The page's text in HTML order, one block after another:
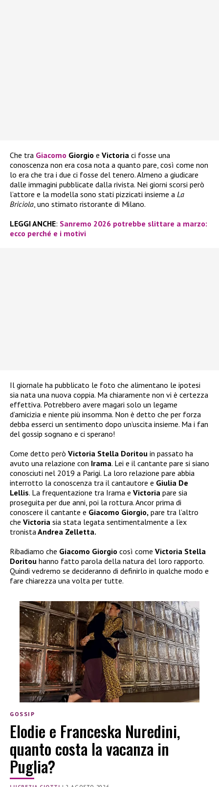
Che tra Giacomo Giorgio e Victoria ci fosse una
conoscenza non era cosa nota a quanto pare, così come non
lo era che tra i due ci fosse del tenero. Almeno a giudicare
dalle immagini pubblicate dalla rivista. Nei giorni scorsi però
l’attore e la modella sono stati pizzicati insieme a La
Briciola, uno stimato ristorante di Milano.
LEGGI ANCHE: Sanremo 2026 potrebbe slittare a marzo:
ecco perché e i motivi
Il giornale ha pubblicato le foto che alimentano le ipotesi
sia nata una nuova coppia. Ma chiaramente non vi è certezza
effettiva. Potrebbero avere magari solo un legame
d’amicizia e niente più insomma. Non è detto che per forza
debba esserci un sentimento dopo un’uscita insieme. Ma i fan
del gossip sognano e ci sperano!
Come detto però Victoria Stella Doritou in passato ha
avuto una relazione con Irama. Lei e il cantante pare si siano
conosciuti nel 2019 a Parigi. La loro relazione pare abbia
interrotto la conoscenza tra il cantautore e Giulia De
Lellis. La frequentazione tra Irama e Victoria pare sia
proseguita per due anni, poi la rottura. Ancor prima di
conoscere il cantante e Giacomo Giorgio, pare tra l’altro
che Victoria sia stata legata sentimentalmente a l’ex
tronistaAndrea Zelletta.
Ribadiamo che Giacomo Giorgio così come Victoria Stella
Doritou hanno fatto parola della natura del loro rapporto.
Quindi vedremo se decideranno di definirlo in qualche modo e
fare chiarezza una volta per tutte.
GOSSIP
Elodie e Franceska Nuredini,
quanto costa la vacanza in
Puglia?